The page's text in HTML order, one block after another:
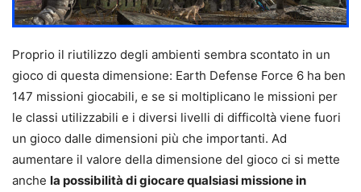
Proprio il riutilizzo degli ambienti sembra scontato in un
gioco di questa dimensione: Earth Defense Force 6 ha ben
147 missioni giocabili, e se si moltiplicano le missioni per
le classi utilizzabili e i diversi livelli di difficoltà viene fuori
un gioco dalle dimensioni più che importanti. Ad
aumentare il valore della dimensione del gioco ci si mette
anche la possibilità di giocare qualsiasi missione in